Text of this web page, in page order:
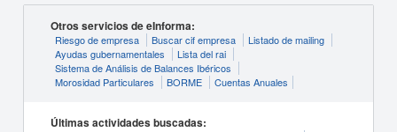
Otros servicios de eInforma:
Riesgo de empresa Buscar cif empresa
Listado de mailing
Ayudas gubernamentales
Lista del rai
Sistema de Análisis de Balances Ibéricos
Morosidad Particulares
BORME Cuentas Anuales
Últimas actividades buscadas: